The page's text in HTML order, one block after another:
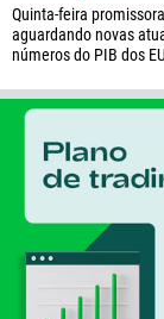
Quinta-feira
aguardando novas
números do PIB dos
376
244
1264
1268
54
374
297
61
Insira